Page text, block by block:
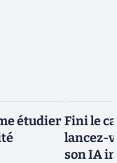
étudier Fini le
lancez-
son IA